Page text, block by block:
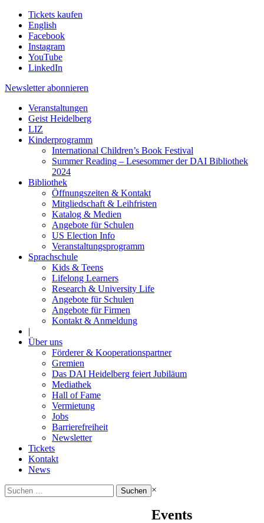
Tickets kaufen
English
Facebook
Instagram
YouTube
LinkedIn
Newsletter abonnieren
Veranstaltungen
Geist Heidelberg
LIZ
Kinderprogramm
International Children’s Book Festival
Summer Reading – Lesesommer der DAI Bibliothek
2024
Bibliothek
Öffnungszeiten & Kontakt
Mitgliedschaft & Leihfristen
Katalog & Medien
Angebote für Schulen
US Election Info
Veranstaltungsprogramm
Sprachschule
Kids & Teens
Lifelong Learners
Research & University Life
Angebote für Schulen
Angebote für Firmen
Kontakt & Anmeldung
|
Über uns
Förderer & Kooperationspartner
Gremien
Das DAI Heidelberg feiert Jubiläum
Mediathek
Hall of Fame
Vermietung
Jobs
Barrierefreiheit
Newsletter
Tickets
Kontakt
News
Suchen
nach:
×
Events